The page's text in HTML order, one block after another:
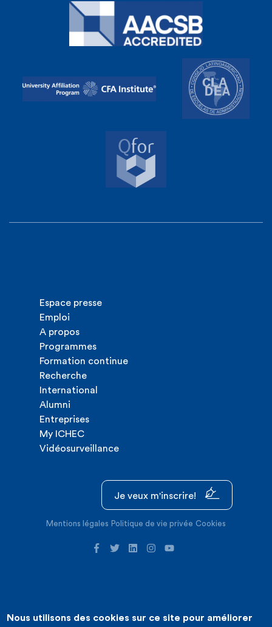
Espace presse
Emploi
A propos
Programmes
Formation continue
Recherche
International
Alumni
Entreprises
My ICHEC
Vidéosurveillance
Je veux m'inscrire!
Mentions légales Politique de vie privée Cookies
©2026 ICHEC |Création de site internet : Expansion
Nous utilisons des cookies sur ce site pour améliorer